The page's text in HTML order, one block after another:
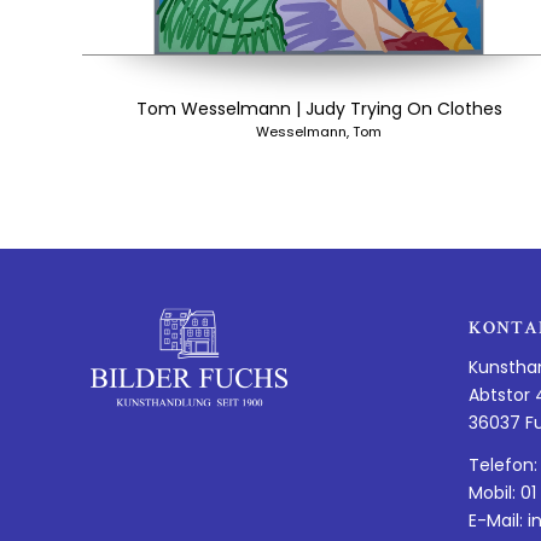
Tom Wesselmann | Judy Trying On Clothes
Wesselmann, Tom
Abtstor
36037
Mobil:
E-Mail: